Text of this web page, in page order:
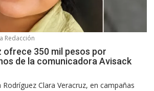
Redacción
ofrece 350 mil pesos por
de la comunicadora Avisack
Clara Veracruz, en campañas